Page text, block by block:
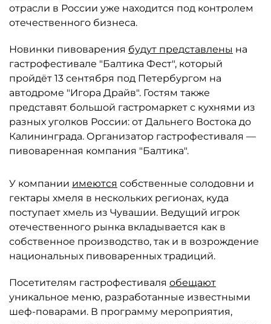
отрасли в России уже находится под контролем
отечественного бизнеса.
Новинки пивоварения будут представлены на
гастрофестивале "Балтика Фест", который
пройдёт 13 сентября под Петербургом на
автодроме "Игора Драйв". Гостям также
представят большой гастромаркет с кухнями из
разных уголков России: от Дальнего Востока до
Калининграда. Организатор гастрофестиваля —
пивоваренная компания "Балтика".
У компании имеются собственные солодовни и
гектары хмеля в нескольких регионах, куда
поступает хмель из Чувашии. Ведущий игрок
отечественного рынка вкладывается как в
собственное производство, так и в возрождение
национальных пивоваренных традиций.
Посетителям гастрофестиваля обещают
уникальное меню, разработанные известными
шеф-поварами. В программу мероприятия,